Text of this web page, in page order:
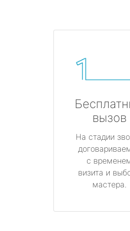
вызов
На стадии
с
визита и
мастера.